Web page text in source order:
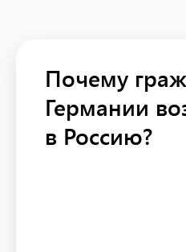
Почему
Германии
в Россию?